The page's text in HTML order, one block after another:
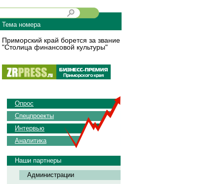
Тема номера
Приморский край борется за звание
"Столица финансовой культуры"
Опрос
Спецпроекты
Интервью
Аналитика
Наши партнеры
Администрации